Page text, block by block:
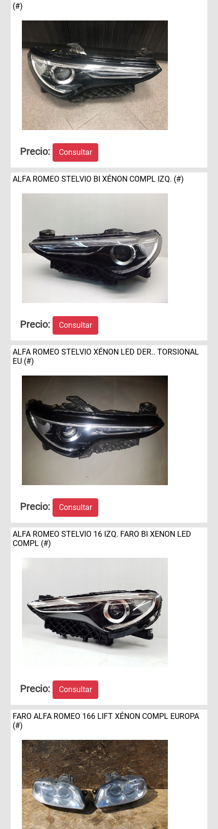
(#)
Precio: Consultar
ALFA ROMEO STELVIO BI XÉNON COMPL IZQ. (#)
Precio: Consultar
ALFA ROMEO STELVIO XÉNON LED DER.. TORSIONAL
EU (#)
Precio: Consultar
ALFA ROMEO STELVIO 16 IZQ. FARO BI XENON LED
COMPL (#)
Precio: Consultar
FARO ALFA ROMEO 166 LIFT XÉNON COMPL EUROPA
(#)